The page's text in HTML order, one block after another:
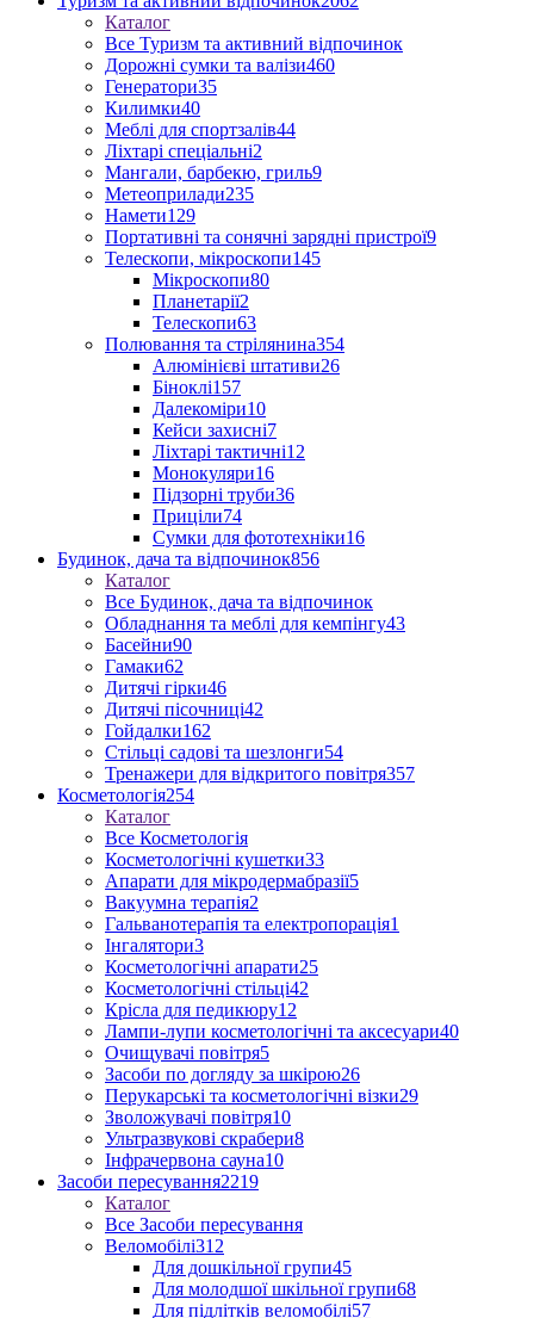
Каталог
Все Туризм та активний відпочинок
Дорожні сумки та валізи460
Генератори35
Килимки40
Меблі для спортзалів44
Ліхтарі спеціальні2
Мангали, барбекю, гриль9
Метеоприлади235
Намети129
Портативні та сонячні зарядні пристрої9
Телескопи, мікроскопи145
Мікроскопи80
Планетарії2
Телескопи63
Полювання та стрілянина354
Алюмінієві штативи26
Біноклі157
Далекоміри10
Кейси захисні7
Ліхтарі тактичні12
Монокуляри16
Підзорні труби36
Приціли74
Сумки для фототехніки16
Будинок, дача та відпочинок856
Каталог
Все Будинок, дача та відпочинок
Обладнання та меблі для кемпінгу43
Басейни90
Гамаки62
Дитячі гірки46
Дитячі пісочниці42
Гойдалки162
Стільці садові та шезлонги54
Тренажери для відкритого повітря357
Косметологія254
Каталог
Все Косметологія
Косметологічні кушетки33
Апарати для мікродермабразії5
Вакуумна терапія2
Гальванотерапія та електропорація1
Інгалятори3
Косметологічні апарати25
Косметологічні стільці42
Крісла для педикюру12
Лампи-лупи косметологічні та аксесуари40
Очищувачі повітря5
Засоби по догляду за шкірою26
Перукарські та косметологічні візки29
Зволожувачі повітря10
Ультразвукові скрабери8
Інфрачервона сауна10
Засоби пересування2219
Каталог
Все Засоби пересування
Веломобілі312
Для дошкільної групи45
Для молодшої шкільної групи68
Для підлітків веломобілі57